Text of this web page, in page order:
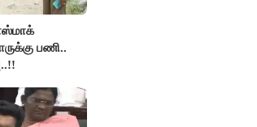
பணி..